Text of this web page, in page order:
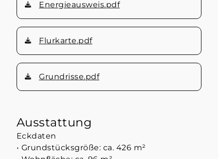
Energieausweis.pdf
Flurkarte.pdf
Grundrisse.pdf
Ausstattung
Eckdaten
• Grundstücksgröße: ca. 426 m²